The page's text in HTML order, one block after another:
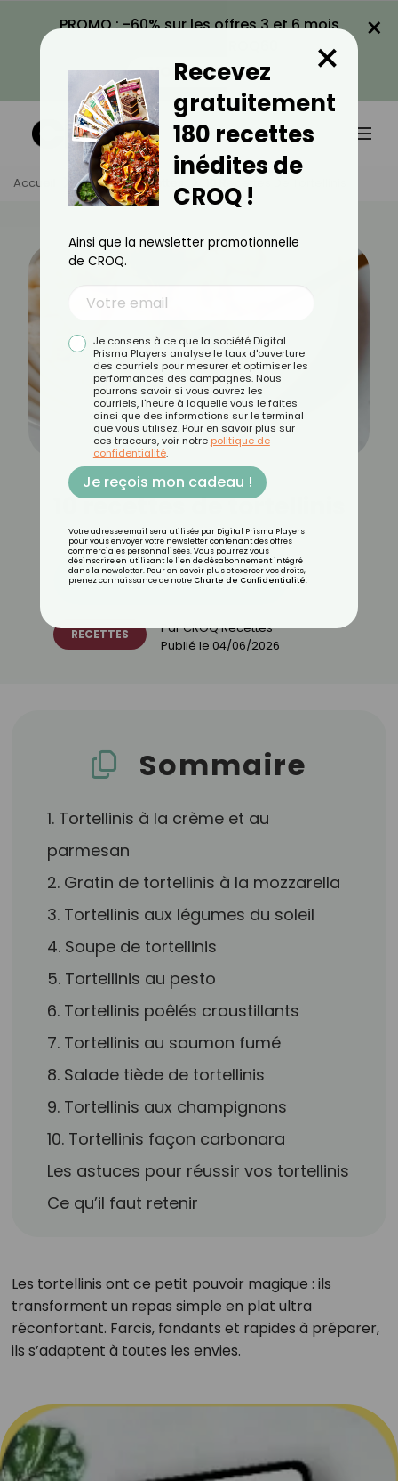
PROMO : -60% sur les offres 3 et 6 mois
VOIR LA PROMO
×
Accueil Actus Recettes 10 Recettes De Tortellinis
10 recettes de tortellinis
Découvrez les 11 menus CROQ
RECETTES ParCROQ Recettes
Publié le 04/06/2026
Sommaire
1. Tortellinis à la crème et au
parmesan
2. Gratin de tortellinis à la mozzarella
3. Tortellinis aux légumes du soleil
4. Soupe de tortellinis
5. Tortellinis au pesto
6. Tortellinis poêlés croustillants
7. Tortellinis au saumon fumé
8. Salade tiède de tortellinis
9. Tortellinis aux champignons
10. Tortellinis façon carbonara
Les astuces pour réussir vos tortellinis
Ce qu’il faut retenir
Les tortellinis ont ce petit pouvoir magique : ils
transforment un repas simple en plat ultra
réconfortant. Farcis, fondants et rapides à préparer,
ils s’adaptent à toutes les envies.
Recevez
gratuitement
180 recettes
inédites de
CROQ !
×
Ainsi que la newsletter promotionnelle
de CROQ.
Je consens à ce que la société Digital
Prisma Players analyse le taux d'ouverture
des courriels pour mesurer et optimiser les
performances des campagnes. Nous
pourrons savoir si vous ouvrez les
courriels, l'heure à laquelle vous le faites
ainsi que des informations sur le terminal
que vous utilisez. Pour en savoir plus sur
ces traceurs, voir notre politique de
confidentialité.
Je reçois mon cadeau !
Votre adresse email sera utilisée par Digital Prisma Players
pour vous envoyer votre newsletter contenant des offres
commerciales personnalisées. Vous pourrez vous
désinscrire en utilisant le lien de désabonnement intégré
dans la newsletter. Pour en savoir plus et exercer vos droits,
prenez connaissance de notre Charte de Confidentialité.